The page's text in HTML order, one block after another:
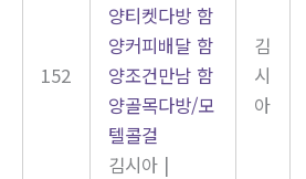
152
양티켓다방 함
양커피배달 함
양조건만남 함
양골목다방/모
텔콜걸
김시아 |
김
시
아